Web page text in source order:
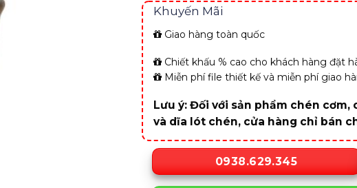
Khuyến Mãi
Giao hàng toàn quốc
Chiết khấu % cao cho khách hàng đặt
Miễn phí file thiết kế và miễn phí giao
Lưu ý: Đối với sản phẩm chén
và dĩa lót chén, cửa hàng chỉ bán
0938.629.345